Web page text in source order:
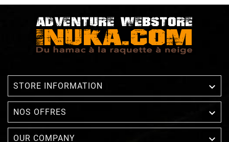
STORE INFORMATION 
NOS OFFRES 
OUR COMPANY 